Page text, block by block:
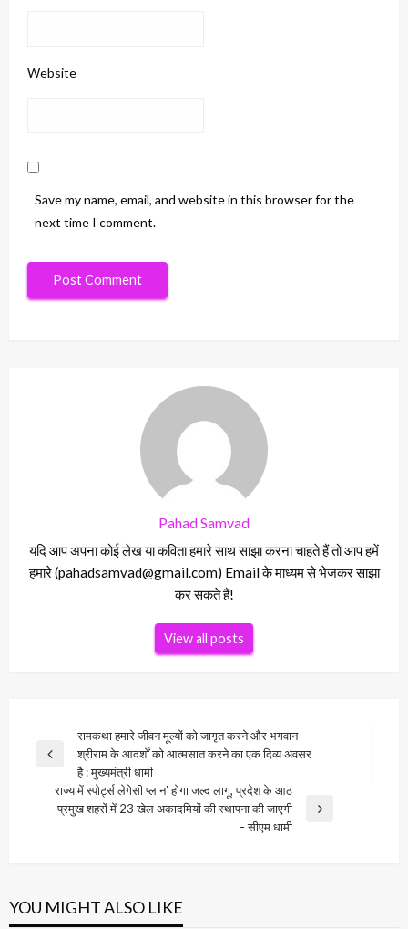
Website
Save my name, email, and website in this browser for the
next time I comment.
Pahad Samvad
यदि आप अपना कोई लेख या कविता हमारे साथ साझा करना चाहते हैं तो आप हमें
हमारे (pahadsamvad@gmail.com) Email के माध्यम से भेजकर साझा
कर सकते हैं!
View all posts
navigation
Previous
रामकथा हमारे जीवन मूल्यों को जागृत करने और भगवान
श्रीराम के आदर्शों को आत्मसात करने का एक दिव्य अवसर
है : मुख्यमंत्री धामी
Next
राज्य में स्पोर्ट्स लेगेसी प्लान’ होगा जल्द लागू, प्रदेश के आठ
प्रमुख शहरों में 23 खेल अकादमियों की स्थापना की जाएगी
– सीएम धामी
YOU MIGHT ALSO LIKE